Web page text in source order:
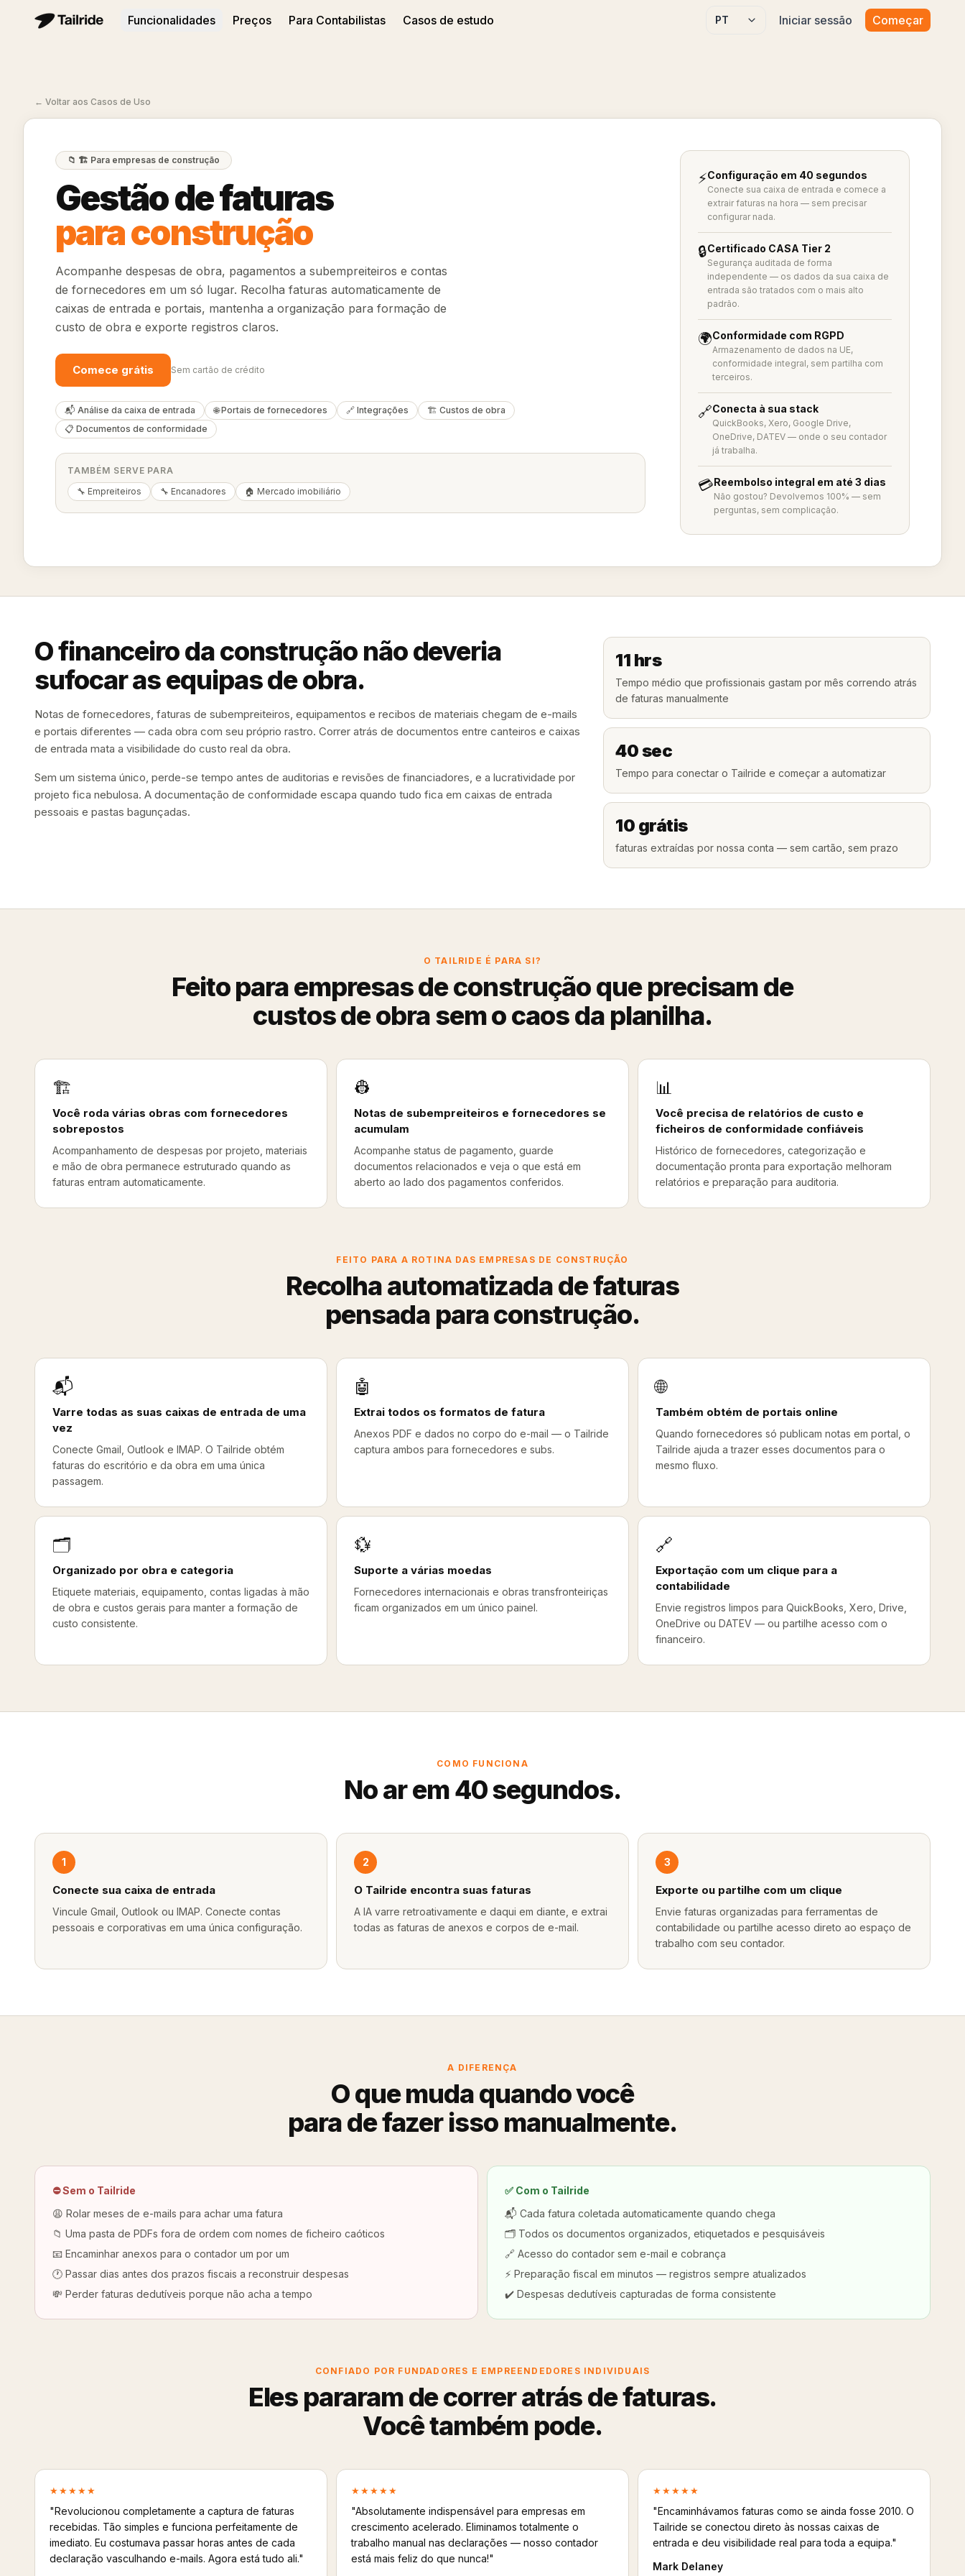
Funcionalidades Preços Para Contabilistas Casos de estudo
Select language
Iniciar sessão Começar
← Voltar aos Casos de Uso
📁 🏗️ Para empresas de construção
Gestão de faturas
para construção
Acompanhe despesas de obra, pagamentos a subempreiteiros e contas
de fornecedores em um só lugar. Recolha faturas automaticamente de
caixas de entrada e portais, mantenha a organização para formação de
custo de obra e exporte registros claros.
Comece grátis Sem cartão de crédito
📬 Análise da caixa de entrada 🌐 Portais de fornecedores 🔗 Integrações
🏗️ Custos de obra
📋 Documentos de conformidade
TAMBÉM SERVE PARA
🔧 Empreiteiros
🔧 Encanadores 🏠 Mercado imobiliário
⚡Configuração em 40 segundos
Conecte sua caixa de entrada e comece a
extrair faturas na hora — sem precisar
configurar nada.
🔒Certificado CASA Tier 2
Segurança auditada de forma
independente — os dados da sua caixa de
entrada são tratados com o mais alto
padrão.
🌍Conformidade com RGPD
Armazenamento de dados na UE,
conformidade integral, sem partilha com
terceiros.
🔗Conecta à sua stack
QuickBooks, Xero, Google Drive,
OneDrive, DATEV — onde o seu contador
já trabalha.
💳Reembolso integral em até 3 dias
Não gostou? Devolvemos 100% — sem
perguntas, sem complicação.
O financeiro da construção não deveria
sufocar as equipas de obra.
Notas de fornecedores, faturas de subempreiteiros, equipamentos e recibos de materiais chegam de e-mails
e portais diferentes — cada obra com seu próprio rastro. Correr atrás de documentos entre canteiros e caixas
de entrada mata a visibilidade do custo real da obra.
Sem um sistema único, perde-se tempo antes de auditorias e revisões de financiadores, e a lucratividade por
projeto fica nebulosa. A documentação de conformidade escapa quando tudo fica em caixas de entrada
pessoais e pastas bagunçadas.
11 hrs
Tempo médio que profissionais gastam por mês correndo atrás
de faturas manualmente
40 sec
Tempo para conectar o Tailride e começar a automatizar
10 grátis
faturas extraídas por nossa conta — sem cartão, sem prazo
O TAILRIDE É PARA SI?
Feito para empresas de construção que precisam de
custos de obra sem o caos da planilha.
🏗️
Você roda várias obras com fornecedores
sobrepostos
Acompanhamento de despesas por projeto, materiais
e mão de obra permanece estruturado quando as
faturas entram automaticamente.
👷
Notas de subempreiteiros e fornecedores se
acumulam
Acompanhe status de pagamento, guarde
documentos relacionados e veja o que está em
aberto ao lado dos pagamentos conferidos.
📊
Você precisa de relatórios de custo e
ficheiros de conformidade confiáveis
Histórico de fornecedores, categorização e
documentação pronta para exportação melhoram
relatórios e preparação para auditoria.
FEITO PARA A ROTINA DAS EMPRESAS DE CONSTRUÇÃO
Recolha automatizada de faturas
pensada para construção.
📬
Varre todas as suas caixas de entrada de uma
vez
Conecte Gmail, Outlook e IMAP. O Tailride obtém
faturas do escritório e da obra em uma única
passagem.
🤖
Extrai todos os formatos de fatura
Anexos PDF e dados no corpo do e-mail — o Tailride
captura ambos para fornecedores e subs.
🌐
Também obtém de portais online
Quando fornecedores só publicam notas em portal, o
Tailride ajuda a trazer esses documentos para o
mesmo fluxo.
🗂️
Organizado por obra e categoria
Etiquete materiais, equipamento, contas ligadas à mão
de obra e custos gerais para manter a formação de
custo consistente.
💱
Suporte a várias moedas
Fornecedores internacionais e obras transfronteiriças
ficam organizados em um único painel.
🔗
Exportação com um clique para a
contabilidade
Envie registros limpos para QuickBooks, Xero, Drive,
OneDrive ou DATEV — ou partilhe acesso com o
financeiro.
COMO FUNCIONA
No ar em 40 segundos.
1
Conecte sua caixa de entrada
Vincule Gmail, Outlook ou IMAP. Conecte contas
pessoais e corporativas em uma única configuração.
2
O Tailride encontra suas faturas
A IA varre retroativamente e daqui em diante, e extrai
todas as faturas de anexos e corpos de e-mail.
3
Exporte ou partilhe com um clique
Envie faturas organizadas para ferramentas de
contabilidade ou partilhe acesso direto ao espaço de
trabalho com seu contador.
A DIFERENÇA
O que muda quando você
para de fazer isso manualmente.
⛔ Sem o Tailride
😩 Rolar meses de e-mails para achar uma fatura
📁 Uma pasta de PDFs fora de ordem com nomes de ficheiro caóticos
📧 Encaminhar anexos para o contador um por um
🕐 Passar dias antes dos prazos fiscais a reconstruir despesas
💸 Perder faturas dedutíveis porque não acha a tempo
✅ Com o Tailride
📬 Cada fatura coletada automaticamente quando chega
🗂️ Todos os documentos organizados, etiquetados e pesquisáveis
🔗 Acesso do contador sem e-mail e cobrança
⚡ Preparação fiscal em minutos — registros sempre atualizados
✔️ Despesas dedutíveis capturadas de forma consistente
CONFIADO POR FUNDADORES E EMPREENDEDORES INDIVIDUAIS
Eles pararam de correr atrás de faturas.
Você também pode.
★★★★★
"Revolucionou completamente a captura de faturas
recebidas. Tão simples e funciona perfeitamente de
imediato. Eu costumava passar horas antes de cada
declaração vasculhando e-mails. Agora está tudo ali."
★★★★★
"Absolutamente indispensável para empresas em
crescimento acelerado. Eliminamos totalmente o
trabalho manual nas declarações — nosso contador
está mais feliz do que nunca!"
★★★★★
"Encaminhávamos faturas como se ainda fosse 2010. O
Tailride se conectou direto às nossas caixas de
entrada e deu visibilidade real para toda a equipa."
Mark Delaney